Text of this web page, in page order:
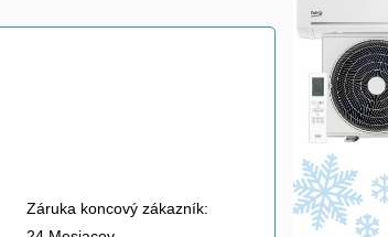
Záruka koncový zákazník: